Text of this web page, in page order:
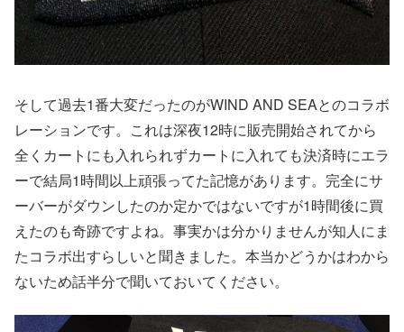
そして過去1番大変だったのがWIND AND SEAとのコラボ
レーションです。これは深夜12時に販売開始されてから
全くカートにも入れられずカートに入れても決済時にエラ
ーで結局1時間以上頑張ってた記憶があります。完全にサ
ーバーがダウンしたのか定かではないですが1時間後に買
えたのも奇跡ですよね。事実かは分かりませんが知人にま
たコラボ出すらしいと聞きました。本当かどうかはわから
ないため話半分で聞いておいてください。